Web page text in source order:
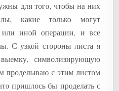
для того, чтобы на них
какие только могут
или иной операции, и все
С узкой стороны листа я
символизирующую
проделываю с этим листом
пришлось бы проделать с